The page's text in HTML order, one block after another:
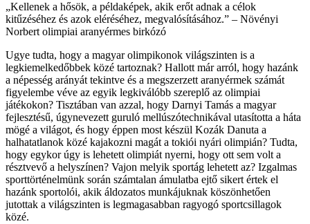
„Kellenek a hősök, a példaképek, akik erőt adnak a célok
kitűzéséhez és azok eléréséhez, megvalósításához.” – Növényi
Norbert olimpiai aranyérmes birkózó
Ugye tudta, hogy a magyar olimpikonok világszinten is a
legkiemelkedőbbek közé tartoznak? Hallott már arról, hogy hazánk
a népesség arányát tekintve és a megszerzett aranyérmek számát
figyelembe véve az egyik legkiválóbb szereplő az olimpiai
játékokon? Tisztában van azzal, hogy Darnyi Tamás a magyar
fejlesztésű, úgynevezett guruló mellúszótechnikával utasította a háta
mögé a világot, és hogy éppen most készül Kozák Danuta a
halhatatlanok közé kajakozni magát a tokiói nyári olimpián? Tudta,
hogy egykor úgy is lehetett olimpiát nyerni, hogy ott sem volt a
résztvevő a helyszínen? Vajon melyik sportág lehetett az? Izgalmas
sporttörténelmünk során számtalan ámulatba ejtő sikert értek el
hazánk sportolói, akik áldozatos munkájuknak köszönhetően
jutottak a világszinten is legmagasabban ragyogó sportcsillagok
közé.